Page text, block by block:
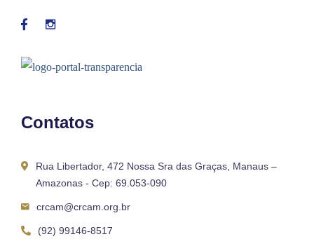
Contatos
Rua Libertador, 472 Nossa Sra das Graças, Manaus –
Amazonas - Cep: 69.053-090
crcam@crcam.org.br
(92) 99146-8517